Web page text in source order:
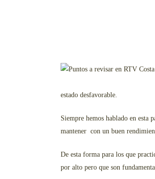
estado desfavorable.
Siempre hemos hablado en esta
mantener con un buen
De esta forma para los que
por alto pero que son